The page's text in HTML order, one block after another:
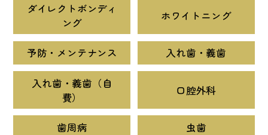
ダイレクトボンディ
ング
ホワイトニング
予防・メンテナンス 入れ歯・義歯
入れ歯・義歯（自
費）
口腔外科
歯周病 虫歯